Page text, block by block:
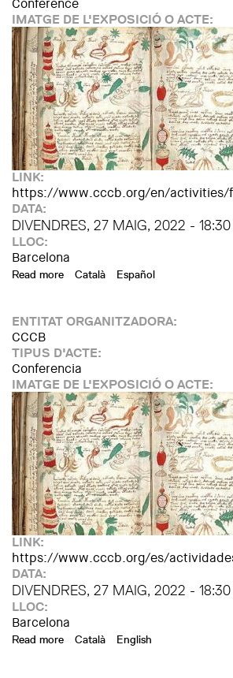
Conference
IMATGE DE L'EXPOSICIÓ O ACTE:
LINK:
https://www.cccb.org/en/activities/
DATA:
DIVENDRES, 27 MAIG, 2022 - 18:30
LLOC:
Barcelona
Read more about KOSMOPOLIS
Català Español
ENTITAT ORGANITZADORA:
CCCB
TIPUS D'ACTE:
Conferencia
IMATGE DE L'EXPOSICIÓ O ACTE:
LINK:
https://www.cccb.org/es/
DATA:
DIVENDRES, 27 MAIG, 2022 - 18:30
LLOC:
Barcelona
Read more about PROGRAMACIÓN
Català English